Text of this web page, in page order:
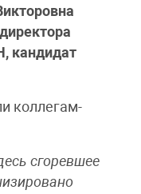
кандидат
коллегам-
сгоревшее